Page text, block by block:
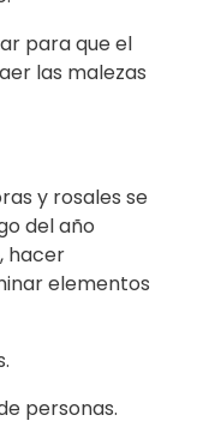
para que el
las malezas
y rosales se
del año
hacer
elementos
personas.